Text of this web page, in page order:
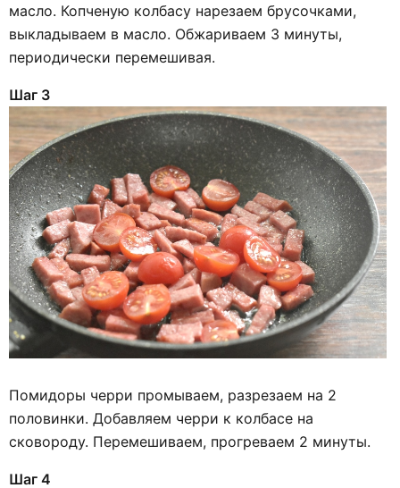
масло. Копченую колбасу нарезаем брусочками,
выкладываем в масло. Обжариваем 3 минуты,
периодически перемешивая.
Шаг 3
Помидоры черри промываем, разрезаем на 2
половинки. Добавляем черри к колбасе на
сковороду. Перемешиваем, прогреваем 2 минуты.
Шаг 4